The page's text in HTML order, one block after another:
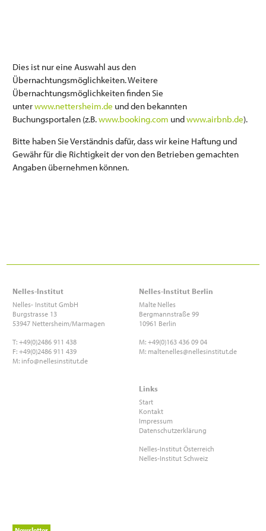
Dies ist nur eine Auswahl aus den
Übernachtungsmöglichkeiten. Weitere
Übernachtungsmöglichkeiten finden Sie
unterwww.nettersheim.de und den bekannten
Buchungsportalen (z.B.www.booking.com undwww.airbnb.de).
Bitte haben Sie Verständnis dafür, dass wir keine Haftung und
Gewähr für die Richtigkeit der von den Betrieben gemachten
Angaben übernehmen können.
Nelles-Institut
Nelles- Institut GmbH
Burgstrasse 13
53947 Nettersheim/Marmagen
T: +49(0)2486 911 438
F: +49(0)2486 911 439
M: info@nellesinstitut.de
Nelles-Institut Berlin
Malte Nelles
Bergmannstraße 99
10961 Berlin
M: +49(0)163 436 09 04
M: maltenelles@nellesinstitut.de
Links
Start
Kontakt
Impressum
Datenschutzerklärung
Nelles-Institut Österreich
Nelles-Institut Schweiz